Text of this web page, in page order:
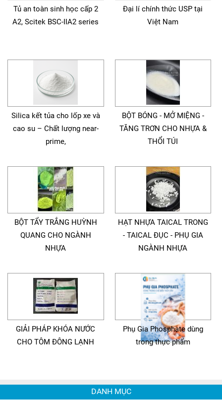
Tủ an toàn sinh học cấp 2
A2, Scitek BSC-IIA2 series
Đại lí chính thức USP tại
Việt Nam
Silica kết tủa cho lốp xe và
cao su – Chất lượng near-
prime,
BỘT BÓNG - MỞ MIỆNG -
TĂNG TRƠN CHO NHỰA &
THỔI TÚI
BỘT TẨY TRẮNG HUỲNH
QUANG CHO NGÀNH
NHỰA
HẠT NHỰA TAICAL TRONG
- TAICAL ĐỤC - PHỤ GIA
NGÀNH NHỰA
GIẢI PHÁP KHÓA NƯỚC
CHO TÔM ĐÔNG LẠNH
Phụ Gia Phosphate dùng
trong thực phẩm
DANH MỤC